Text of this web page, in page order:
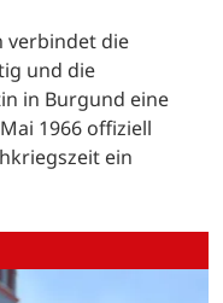
verbindet die
und die
in Burgund eine
1966 offiziell
ein